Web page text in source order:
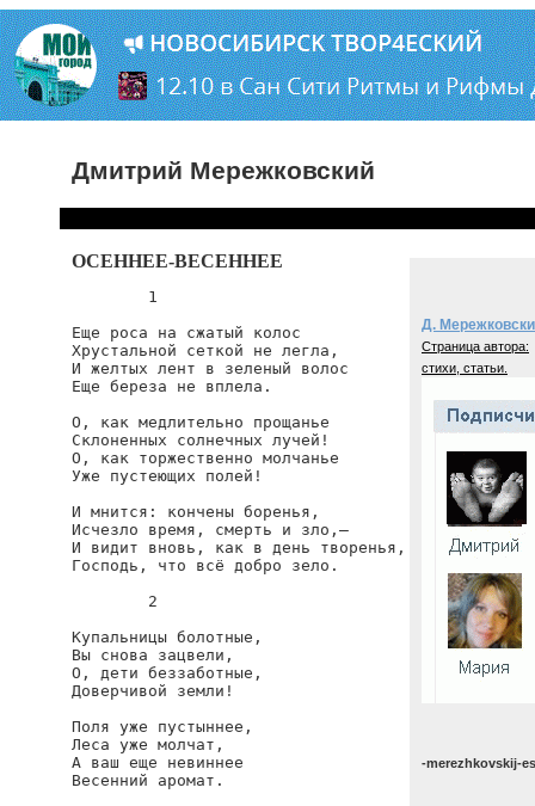
Дмитрий Мережковский
ОСЕННЕЕ-ВЕСЕННЕЕ
        1
Еще роса на сжатый колос
Хрустальной сеткой не легла,
И желтых лент в зеленый волос
Еще береза не вплела.
О, как медлительно прощанье
Склоненных солнечных лучей!
О, как торжественно молчанье
Уже пустеющих полей!
И мнится: кончены боренья,
Исчезло время, смерть и зло,—
И видит вновь, как в день творенья,
Господь, что всё добро зело.
        2
Купальницы болотные,
Вы снова зацвели,
О, дети беззаботные,
Доверчивой земли!
Поля уже пустыннее,
Леса уже молчат,
А ваш еще невиннее
Весенний аромат.
Д.
Страница автора:
стихи, статьи.
-merezhkovskij-